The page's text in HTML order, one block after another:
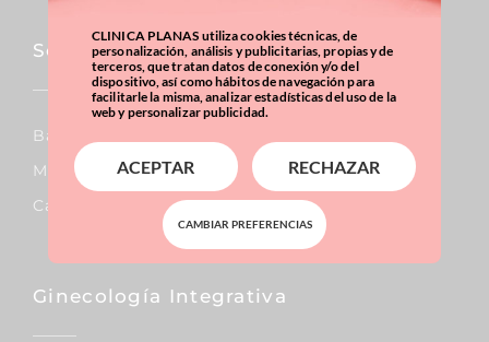
Sobrepeso & Obesidad
Balón Gástrico
Manga Gástrica
Calculadora IMC
Ginecología Integrativa
CLINICA PLANAS utiliza cookies técnicas, de
personalización, análisis y publicitarias, propias y de
terceros, que tratan datos de conexión y/o del
dispositivo, así como hábitos de navegación para
facilitarle la misma, analizar estadísticas del uso de la
web y personalizar publicidad.
ACEPTAR RECHAZAR
CAMBIAR PREFERENCIAS